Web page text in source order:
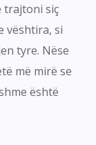
trajtoni siç
vështira, si
tyre. Nëse
më mirë se
është